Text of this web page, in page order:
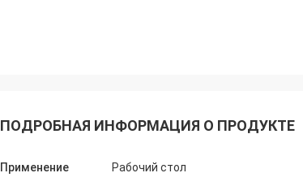
ПОДРОБНАЯ ИНФОРМАЦИЯ О ПРОДУКТЕ
Применение Рабочий стол